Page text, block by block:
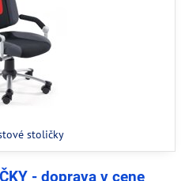
stoličky
- doprava v cene